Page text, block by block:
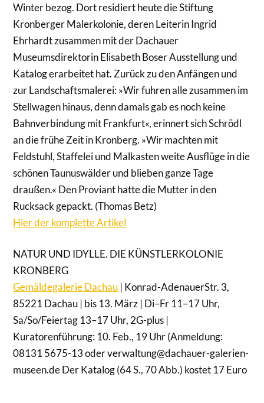
Winter bezog. Dort residiert heute die Stiftung
Kronberger Malerkolonie, deren Leiterin Ingrid
Ehrhardt zusammen mit der Dachauer
Museumsdirektorin Elisabeth Boser Ausstellung und
Katalog erarbeitet hat. Zurück zu den Anfängen und
zur Landschaftsmalerei: »Wir fuhren alle zusammen im
Stellwagen hinaus, denn damals gab es noch keine
Bahnverbindung mit Frankfurt«, erinnert sich Schrödl
an die frühe Zeit in Kronberg. »Wir machten mit
Feldstuhl, Staffelei und Malkasten weite Ausflüge in die
schönen Taunuswälder und blieben ganze Tage
draußen.« Den Proviant hatte die Mutter in den
Rucksack gepackt. (Thomas Betz)
Hier der komplette Artikel
NATUR UND IDYLLE. DIE KÜNSTLERKOLONIE
KRONBERG
Gemäldegalerie Dachau | Konrad-AdenauerStr. 3,
85221 Dachau | bis 13. März | Di–Fr 11–17 Uhr,
Sa/So/Feiertag 13–17 Uhr, 2G-plus |
Kuratorenführung: 10. Feb., 19 Uhr (Anmeldung:
08131 5675-13 oder verwaltung@dachauer-galerien-
museen.de Der Katalog (64 S., 70 Abb.) kostet 17 Euro
Liebe Leserinnen und Leser,
wir haben uns entschieden, allen
interessierten LeserInnen unsere Texte frei
zugänglich anzubieten. Gleichzeitig wollen
wir unsere AutorInnen angemessen